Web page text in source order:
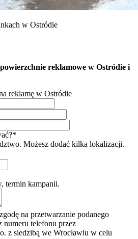
w Ostródie
reklamowe w Ostródie i
reklamę w Ostródie
Możesz dodać kilka lokalizacji.
termin kampanii.
na przetwarzanie podanego
numeru telefonu przez
z siedzibą we Wrocławiu w celu